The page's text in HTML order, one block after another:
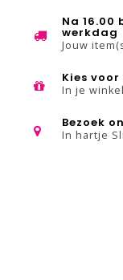
Na 16.00
werkdag
Jouw
Kies
In je
Bezoek
In hartje